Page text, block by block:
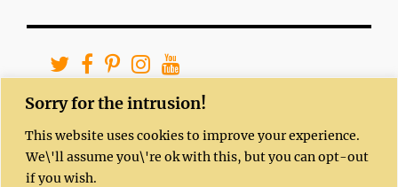
Sorry for the intrusion!
This website uses cookies to improve your experience.
We\'ll assume you\'re ok with this, but you can opt-out
if you wish.
Kushal website© 2020 byDr. Sujit Ghoshis
licensed under
CC BY-NC-SA 4.0